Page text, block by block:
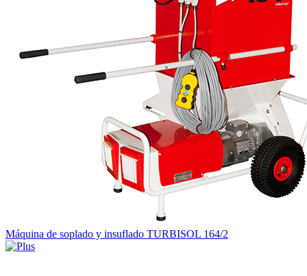
Máquina de soplado y insuflado TURBISOL 164/2